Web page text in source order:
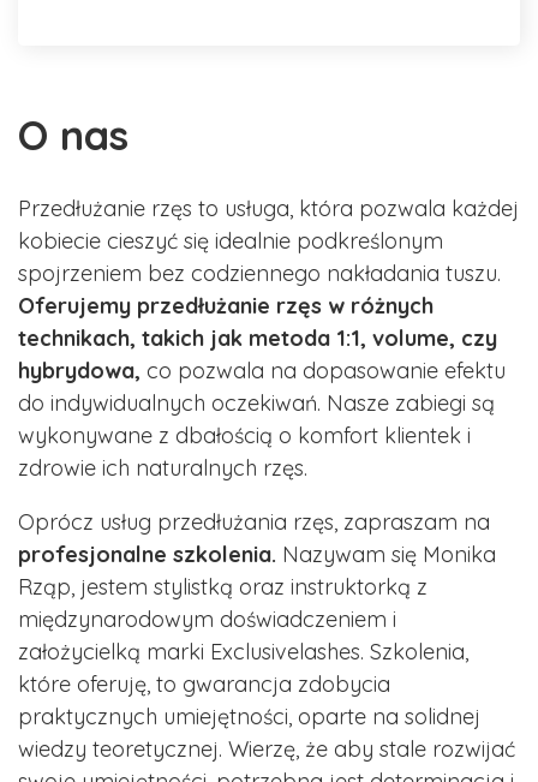
O nas
Przedłużanie rzęs to usługa, która pozwala każdej
kobiecie cieszyć się idealnie podkreślonym
spojrzeniem bez codziennego nakładania tuszu.
Oferujemy przedłużanie rzęs w różnych
technikach, takich jak metoda 1:1, volume, czy
hybrydowa, co pozwala na dopasowanie efektu
do indywidualnych oczekiwań. Nasze zabiegi są
wykonywane z dbałością o komfort klientek i
zdrowie ich naturalnych rzęs.
Oprócz usług przedłużania rzęs, zapraszam na
profesjonalne szkolenia. Nazywam się Monika
Rząp, jestem stylistką oraz instruktorką z
międzynarodowym doświadczeniem i
założycielką marki Exclusivelashes. Szkolenia,
które oferuję, to gwarancja zdobycia
praktycznych umiejętności, oparte na solidnej
wiedzy teoretycznej. Wierzę, że aby stale rozwijać